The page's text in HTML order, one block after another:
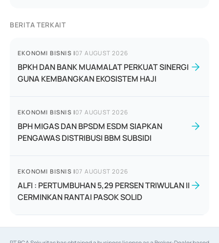
BERITA TERKAIT
EKONOMI BISNIS |07 AUGUST 2026
BPKH DAN BANK MUAMALAT PERKUAT SINERGI
GUNA KEMBANGKAN EKOSISTEM HAJI
EKONOMI BISNIS |07 AUGUST 2026
BPH MIGAS DAN BPSDM ESDM SIAPKAN
PENGAWAS DISTRIBUSI BBM SUBSIDI
EKONOMI BISNIS |07 AUGUST 2026
ALFI : PERTUMBUHAN 5,29 PERSEN TRIWULAN II
CERMINKAN RANTAI PASOK SOLID